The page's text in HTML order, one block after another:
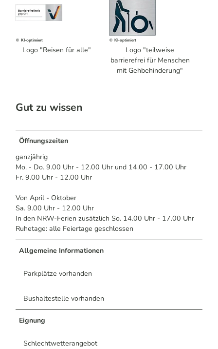
© KI-optimiert
Logo "Reisen für alle"
© KI-optimiert
Logo "teilweise
barrierefrei für Menschen
mit Gehbehinderung"
Gut zu wissen
Öffnungszeiten
ganzjährig
Mo. - Do. 9.00 Uhr - 12.00 Uhr und 14.00 - 17.00 Uhr
Fr. 9.00 Uhr - 12.00 Uhr
Von April - Oktober
Sa. 9.00 Uhr - 12.00 Uhr
In den NRW-Ferien zusätzlich So. 14.00 Uhr - 17.00 Uhr
Ruhetage: alle Feiertage geschlossen
Allgemeine Informationen
Parkplätze vorhanden
Bushaltestelle vorhanden
Eignung
Schlechtwetterangebot